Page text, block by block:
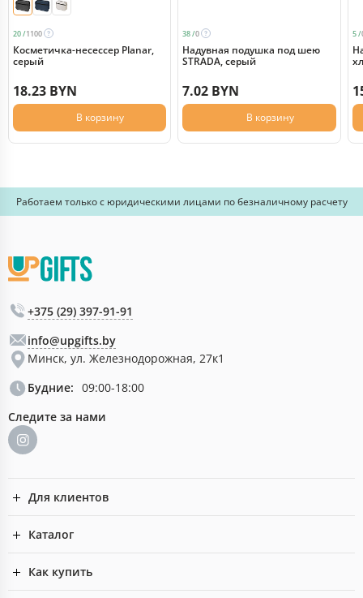
20 /1100
Косметичка-несессер Planar,
серый
18.23 BYN
В корзину
38 /0
Надувная подушка под шею
STRADA, серый
7.02 BYN
В корзину
5 /
Работаем только с юридическими лицами по безналичному расчету
+375 (29) 397-91-91
info@upgifts.by
Минск, ул. Железнодорожная, 27к1
Будние: 09:00-18:00
Следите за нами
Для клиентов
Каталог
Как купить